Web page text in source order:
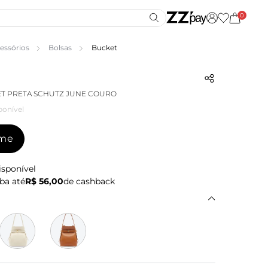
0
Bolsas Bucket
PRETA SCHUTZ JUNE COURO
atéR$ 56,00de cashback